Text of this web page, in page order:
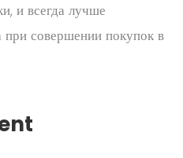
и всегда лучше
при совершении покупок в